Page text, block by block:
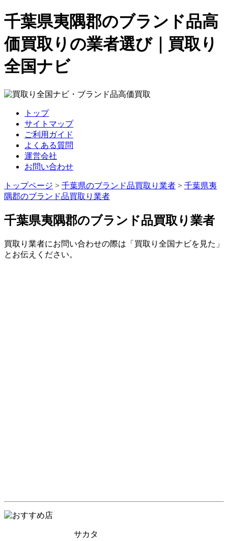
千葉県夷隅郡のブランド品高
価買取りの業者選び｜買取り
全国ナビ
トップ
サイトマップ
ご利用ガイド
よくある質問
運営会社
お問い合わせ
トップページ > 千葉県のブランド品買取り業者 > 千葉県夷
隅郡のブランド品買取り業者
千葉県夷隅郡のブランド品買取り業者
買取り業者にお問い合わせの際は「買取り全国ナビを見た」
とお伝えください。
サカタ